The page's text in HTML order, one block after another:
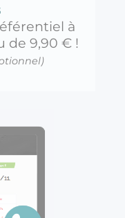
à
de 9,90 € !